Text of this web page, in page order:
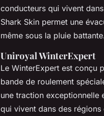
conducteurs qui vivent
Shark Skin permet une
même sous la pluie
Uniroyal WinterExpert
Le WinterExpert est conçu
bande de roulement
une traction exceptionnelle
qui vivent dans des